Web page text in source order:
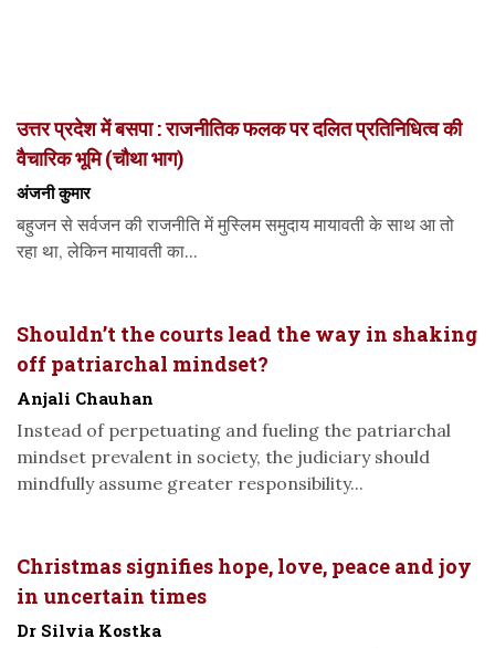
उत्तर प्रदेश में बसपा : राजनीतिक फलक पर दलित प्रतिनिधित्व की
वैचारिक भूमि (चौथा भाग)
अंजनी कुमार
बहुजन से सर्वजन की राजनीति में मुस्लिम समुदाय मायावती के साथ आ तो
रहा था, लेकिन मायावती का...
Shouldn’t the courts lead the way in shaking
off patriarchal mindset?
Anjali Chauhan
Instead of perpetuating and fueling the patriarchal
mindset prevalent in society, the judiciary should
mindfully assume greater responsibility...
Christmas signifies hope, love, peace and joy
in uncertain times
Dr Silvia Kostka